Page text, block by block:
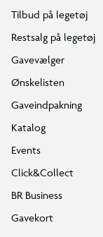
Tilbud på legetøj
Restsalg på legetøj
Gavevælger
Ønskelisten
Gaveindpakning
Katalog
Events
Click&Collect
BR Business
Gavekort